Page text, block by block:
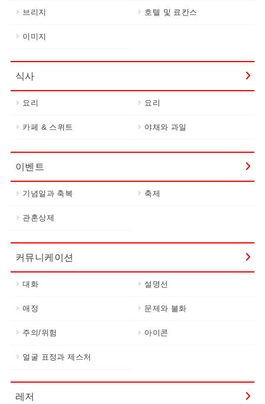
브리지 호텔 및 료칸스
이미지
식사
요리 요리
카페 & 스위트 야채와 과일
이벤트
기념일과 축복 축제
관혼상제
커뮤니케이션
대화 설명선
애정 문제와 불화
주의/위험 아이콘
얼굴 표정과 제스처
레저